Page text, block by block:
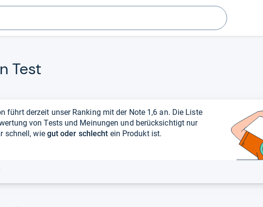
Suchen
Test
führt derzeit unser Ranking mit der Note 1,6 an. Die Liste
von Tests und Meinungen und berücksichtigt nur
schnell, wie gut oder schlecht ein Produkt ist.